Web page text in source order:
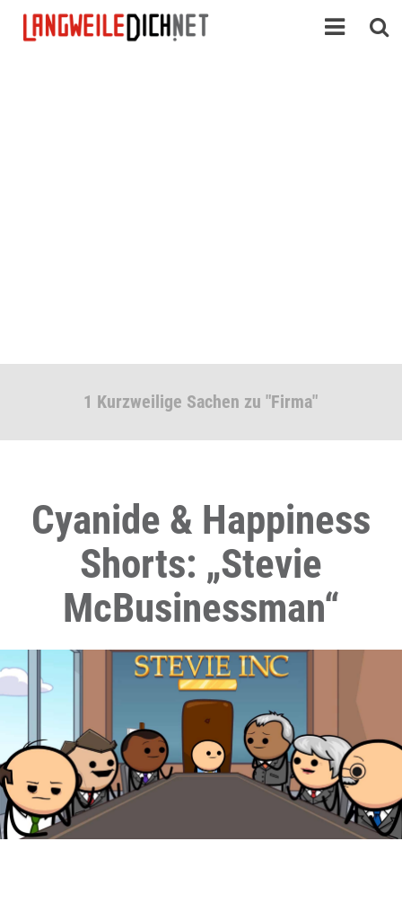
1 Kurzweilige Sachen zu "Firma"
Cyanide & Happiness
Shorts: „Stevie
McBusinessman“